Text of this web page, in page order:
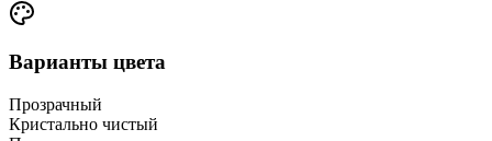
Варианты цвета
Прозрачный
Кристально чистый